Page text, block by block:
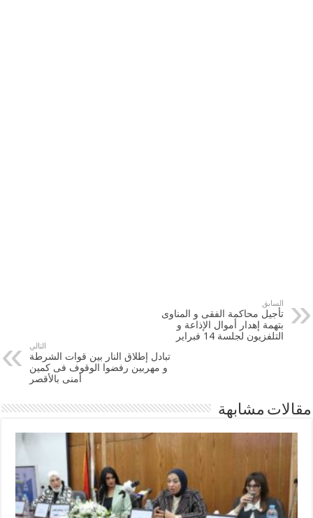
السابق
تأجيل محاكمة الفقى و المناوى
بتهمة إهدار أموال الإذاعة و
التلفزيون لجلسة 14 فبراير
التالي
تبادل إطلاق النار بين قوات الشرطة
و مهربين رفضوا الوقوف فى كمين
أمنى بالأقصر‎
مقالات مشابهة